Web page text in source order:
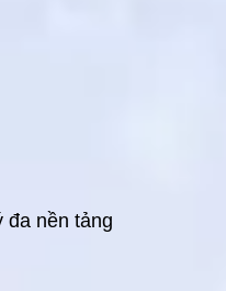
đa nền tảng